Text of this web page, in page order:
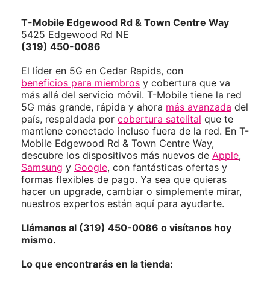
T-Mobile Edgewood Rd & Town Centre Way
5425 Edgewood Rd NE
(319) 450-0086
El líder en 5G en Cedar Rapids, con
beneficios para miembros y cobertura que va
más allá del servicio móvil. T-Mobile tiene la red
5G más grande, rápida y ahora más avanzada del
país, respaldada por cobertura satelital que te
mantiene conectado incluso fuera de la red. En T-
Mobile Edgewood Rd & Town Centre Way,
descubre los dispositivos más nuevos de Apple,
Samsung y Google, con fantásticas ofertas y
formas flexibles de pago. Ya sea que quieras
hacer un upgrade, cambiar o simplemente mirar,
nuestros expertos están aquí para ayudarte.
Llámanos al (319) 450-0086 o visítanos hoy
mismo.
Lo que encontrarás en la tienda: